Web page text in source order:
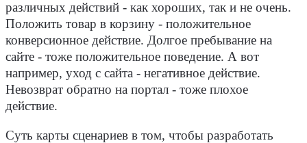
различных действий - как хороших, так и не очень.
Положить товар в корзину - положительное
конверсионное действие. Долгое пребывание на
сайте - тоже положительное поведение. А вот
например, уход с сайта - негативное действие.
Невозврат обратно на портал - тоже плохое
действие.
Суть карты сценариев в том, чтобы разработать